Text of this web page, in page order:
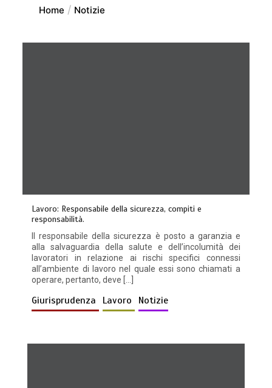
Home Notizie
Lavoro: Responsabile della sicurezza, compiti e
responsabilità.
Il responsabile della sicurezza è posto a garanzia e
alla salvaguardia della salute e dell’incolumità dei
lavoratori in relazione ai rischi specifici connessi
all’ambiente di lavoro nel quale essi sono chiamati a
operare, pertanto, deve […]
Giurisprudenza Lavoro Notizie